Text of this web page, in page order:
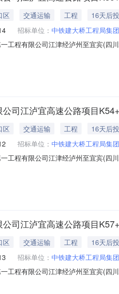
区 交通运输 工程
16天后
招标单位： 中铁建大桥工程局集
工程有限公司江津经泸州至宜宾(
K63+978段涵洞工程进行分包
司江泸宜高速公路项目
区 交通运输 工程
16天后
招标单位： 中铁建大桥工程局集
工程有限公司江津经泸州至宜宾(
K57+319段涵洞工程进行分包
司江泸宜高速公路项目
区 交通运输 工程
16天后
招标单位： 中铁建大桥工程局集
工程有限公司江津经泸州至宜宾(
K60+246段涵洞工程进行分包